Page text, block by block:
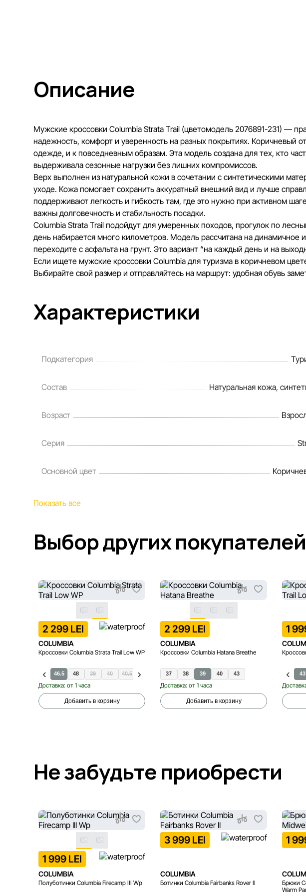
Описание
Мужские кроссовки Columbia Strata Trail (цветомодель 2076891-231) —
надежность, комфорт и уверенность на разных покрытиях. Коричневый
одежде, и к повседневным образам. Эта модель создана для тех, кто
выдерживала сезонные нагрузки без лишних компромиссов.
Верх выполнен из натуральной кожи в сочетании с синтетическими
уходе. Кожа помогает сохранить аккуратный внешний вид и лучше
поддерживают легкость и гибкость там, где это нужно при активном
важны долговечность и стабильность посадки.
Columbia Strata Trail подойдут для умеренных походов, прогулок по
день набирается много километров. Модель рассчитана на динамичное
переходите с асфальта на грунт. Это вариант “на каждый день и на
Если ищете мужские кроссовки Columbia для туризма в коричневом
Выбирайте свой размер и отправляйтесь на маршрут: удобная обувь
Характеристики
Подкатегория
Состав Натуральная кожа,
Возраст
Серия
Основной цвет
Показать все
Выбор других покупателей
2 299 LEI
COLUMBIA
Кроссовки Columbia Strata Trail Low WP
46 46.5 48 39 40 40.5
Доставка: от 1 часа
Добавить в корзину
2 299 LEI
COLUMBIA
Кроссовки Columbia Hatana Breathe
37 38 39 40 43
Доставка: от 1 часа
Добавить в корзину
1
36.5 37 37.5 38 42 43
Не забудьте приобрести
1 999 LEI
COLUMBIA
Полуботинки Columbia Firecamp III Wp
3 999 LEI
COLUMBIA
Ботинки Columbia Fairbanks Rover II
1
Брюки
Warm